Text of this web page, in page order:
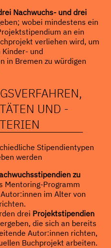
Nachwuchs- und drei
wobei mindestens ein
an ein
verliehen wird, um
und
in Bremen zu würdigen
UND -
Stipendientypen
werden
zu
Mentoring-Programm
im Alter von
drei Projektstipendien
die sich an bereits
Autor:innen richten,
Buchprojekt arbeiten.